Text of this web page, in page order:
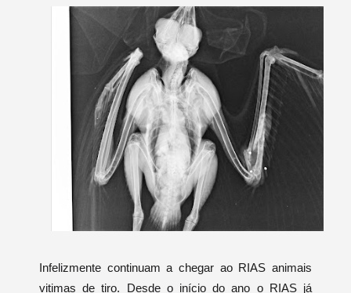
Infelizmente continuam a chegar ao RIAS animais
vitimas de tiro. Desde o início do ano o RIAS já